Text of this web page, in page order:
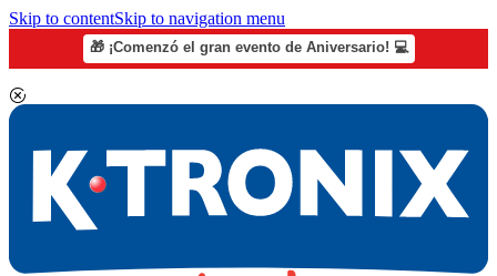
Skip to contentSkip to navigation menu
🎁 ¡Comenzó el gran evento de Aniversario! 💻